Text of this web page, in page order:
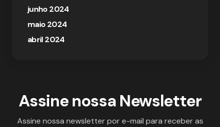
junho 2024
maio 2024
abril 2024
Assine nossa Newsletter
Assine nossa newsletter por e-mail para receber as